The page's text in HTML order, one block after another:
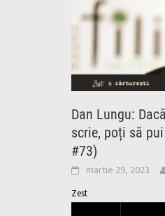
Dan Lungu:
scrie, poți să
#73)
martie 29, 2023
Zest